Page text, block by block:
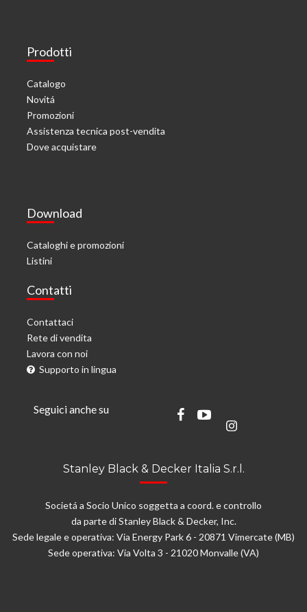
Prodotti
Catalogo
Novitá
Promozioni
Assistenza tecnica post-vendita
Dove acquistare
Download
Cataloghi e promozioni
Listini
Contatti
Contattaci
Rete di vendita
Lavora con noi
Supporto in lingua
Seguici anche su
Stanley Black & Decker Italia S.r.l.
Societá a Socio Unico soggetta a coord. e controllo
da parte di Stanley Black & Decker, Inc.
Sede legale e operativa: Via Energy Park 6 - 20871 Vimercate (MB)
Sede operativa: Via Volta 3 - 21020 Monvalle (VA)